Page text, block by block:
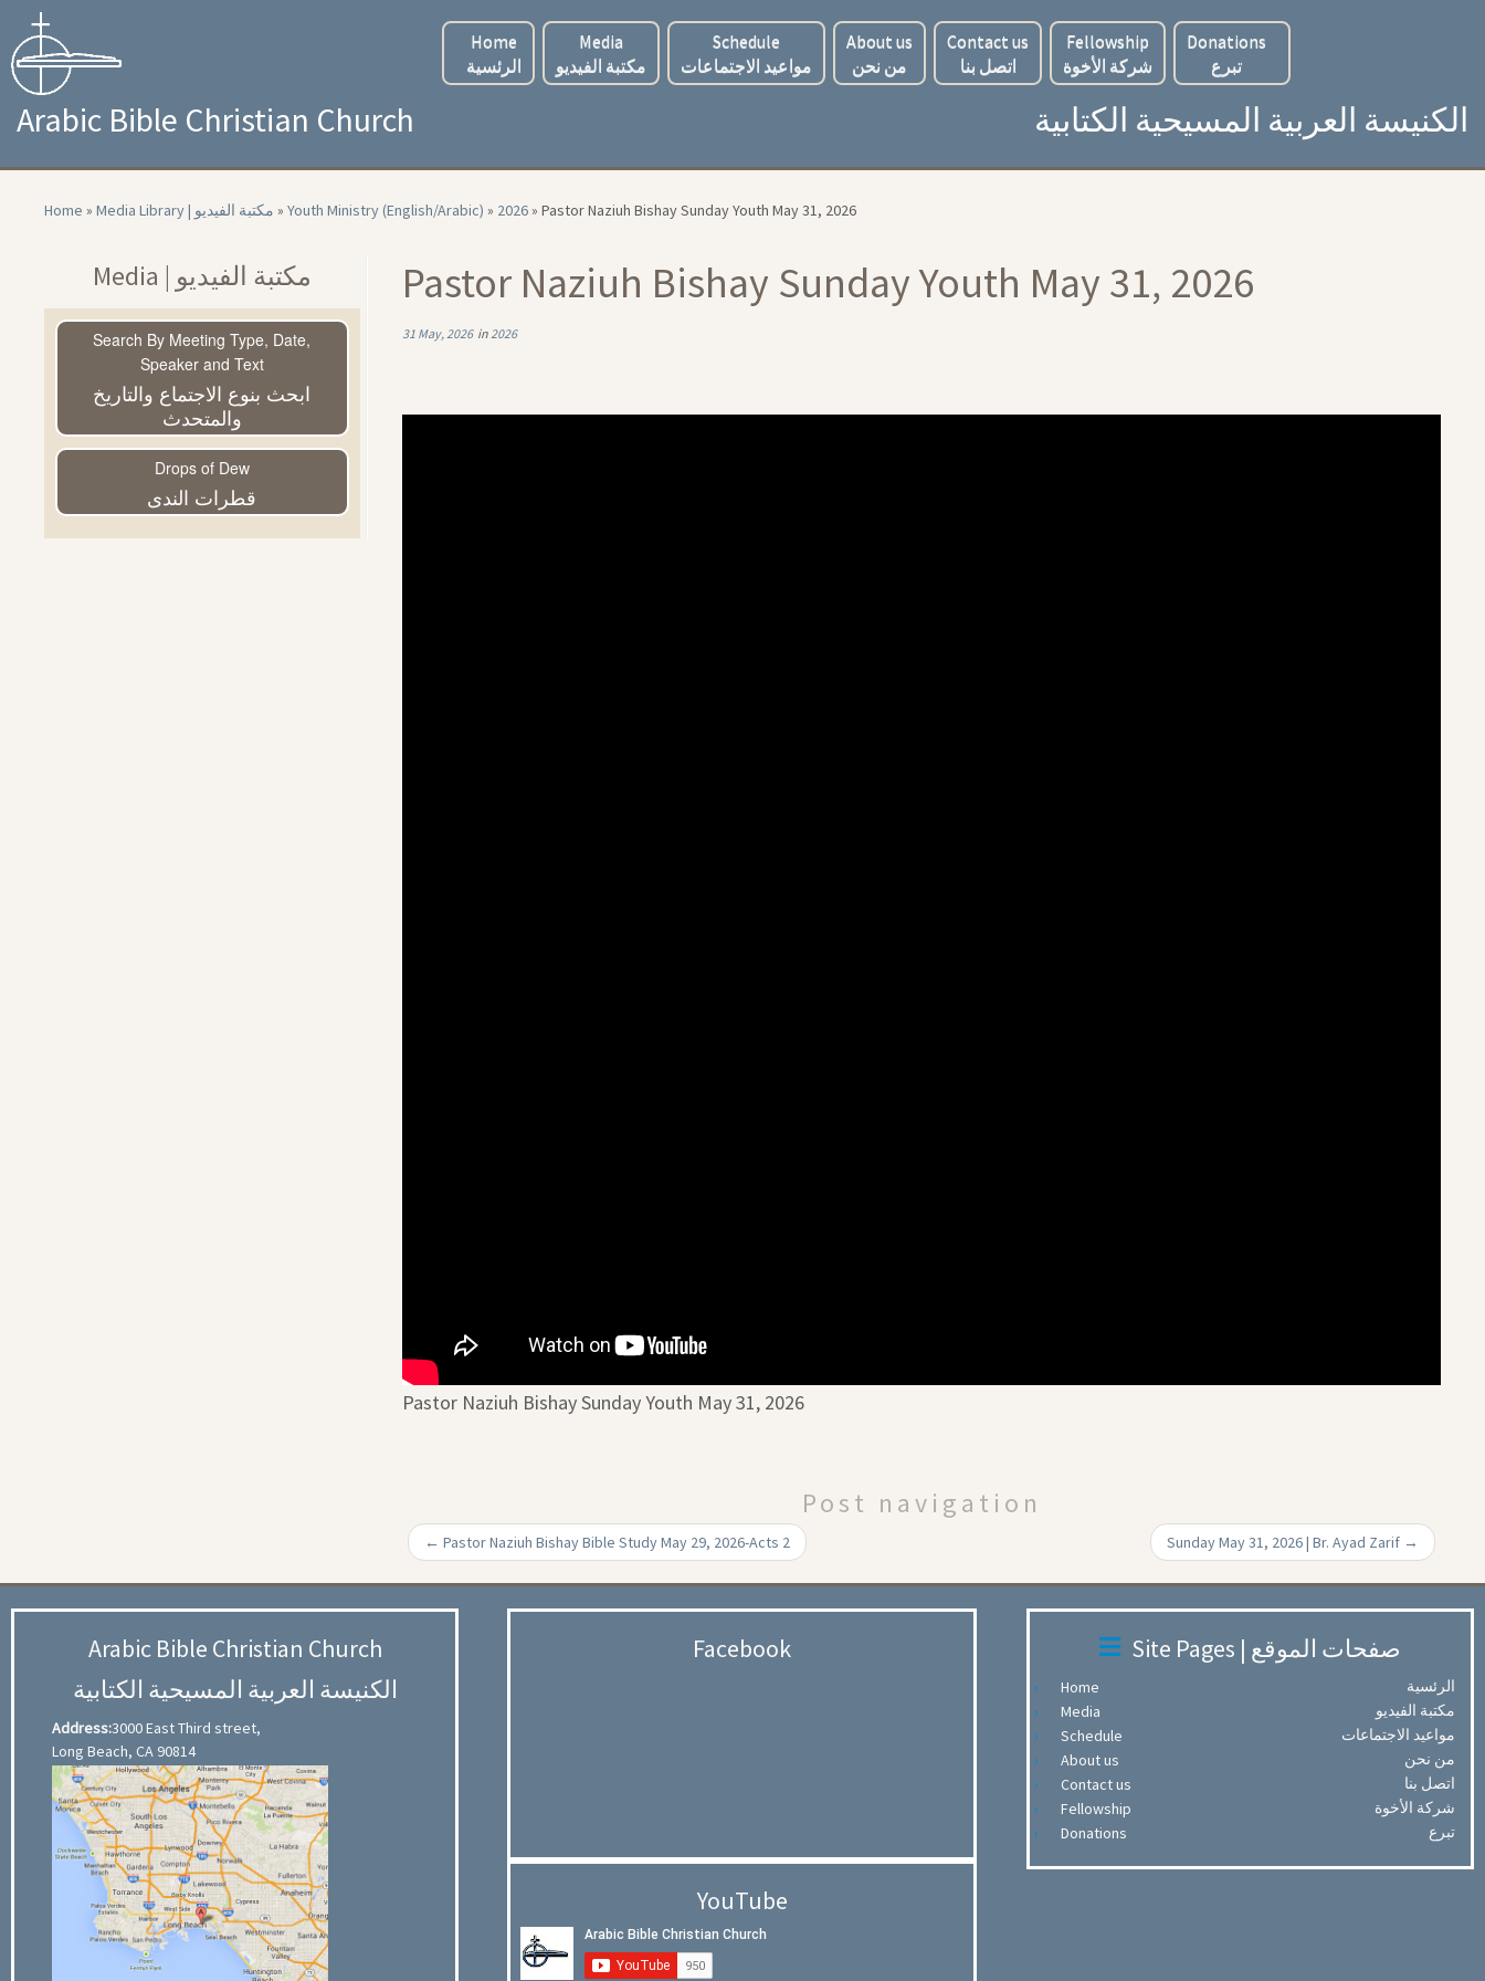
content
Home
الرئسية
Media
مكتبة الفيديو
Schedule
مواعيد الاجتماعات
About us
من نحن
Contact us
اتصل بنا
Fellowship
شركة الأخوة
Donations
تبرع
Arabic Bible Christian Church الكنيسة العربية المسيحية الكتابية
Home » Media Library | مكتبة الفيديو » Youth Ministry (English/Arabic) » 2026» Pastor Naziuh Bishay Sunday Youth May 31, 2026
Media | مكتبة الفيديو
Search By Meeting Type, Date,
Speaker and Text
ابحث بنوع الاجتماع والتاريخ
والمتحدث
Drops of Dew
قطرات الندى
Pastor Naziuh Bishay Sunday Youth May 31, 2026
31 May, 2026in2026
Pastor Naziuh Bishay Sunday Youth May 31, 2026
Post navigation
← Pastor Naziuh Bishay Bible Study May 29, 2026-Acts 2 Sunday May 31, 2026 | Br. Ayad Zarif →
Arabic Bible Christian Church
الكنيسة العربية المسيحية الكتابية
Address:3000 East Third street,
Long Beach, CA 90814
Facebook
YouTube
Site Pages | صفحات الموقع
Home
الرئسية
Media
مكتبة الفيديو
Schedule
مواعيد الاجتماعات
About us
من نحن
Contact us
اتصل بنا
Fellowship
شركة الأخوة
Donations
تبرع